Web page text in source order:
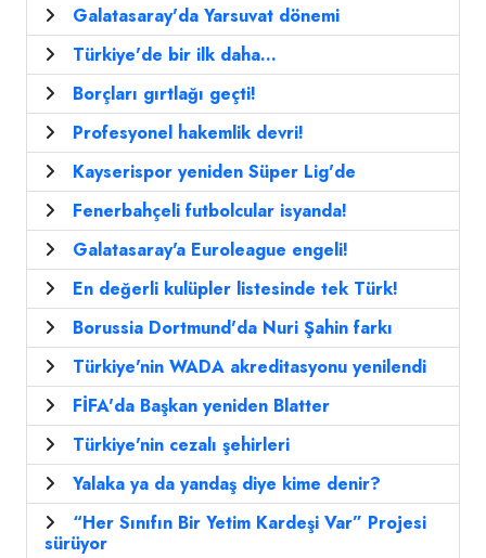
Galatasaray'da Yarsuvat dönemi
Türkiye'de bir ilk daha...
Borçları gırtlağı geçti!
Profesyonel hakemlik devri!
Kayserispor yeniden Süper Lig'de
Fenerbahçeli futbolcular isyanda!
Galatasaray'a Euroleague engeli!
En değerli kulüpler listesinde tek Türk!
Borussia Dortmund'da Nuri Şahin farkı
Türkiye'nin WADA akreditasyonu yenilendi
FİFA'da Başkan yeniden Blatter
Türkiye'nin cezalı şehirleri
Yalaka ya da yandaş diye kime denir?
“Her Sınıfın Bir Yetim Kardeşi Var” Projesi
sürüyor